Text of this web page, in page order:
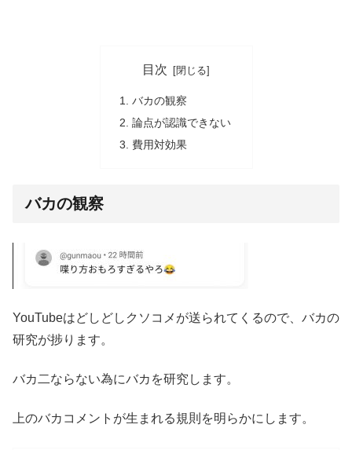
目次
バカの観察
論点が認識できない
費用対効果
バカの観察
YouTubeはどしどしクソコメが送られてくるので、バカの
研究が捗ります。
バカ二ならない為にバカを研究します。
上のバカコメントが生まれる規則を明らかにします。